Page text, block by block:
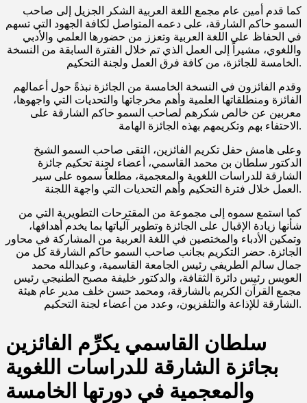
كما قدم أمين عام مجمع اللغة العربية الشكر الجزيل إلى صاحب
السمو حاكم الشارقة، على دعمه المتواصل لكافة الجهود التي تسهم
في الحفاظ على اللغة العربية وتعزز من حضورها العلمي والأدبي
واللغوي، مشيراً إلى العمل الذي تم خلال الفترة السابقة من النسخة
الخامسة للجائزة، من كافة فرق العمل ولجنة التحكيم.
وقدم الفائزون في النسخة الخامسة من الجائزة نبذةً حول أعمالهم
الفائزة ومنطلقاتها العلمية وأهم مخرجاتها والتحديات التي واجهوها،
معربين عن خالص شكرهم لصاحب السمو حاكم الشارقة على
الاحتفاء بهم وتكريمهم بهذه الجائزة الهامة.
وعلى هامش حفل تكريم الفائزين، التقى صاحب السمو الشيخ
الدكتور سلطان بن محمد القاسمي، أعضاء لجنة تحكيم جائزة
الشارقة للدراسات اللغوية والمعجمية، مطلعاً سموه على سير
العمل خلال فترة التحكيم وأهم التحديات التي واجهة اللجنة.
كما استمع سموه إلى مجموعة من المقترحات التطويرية التي من
شأنها زيادة الإقبال على الجائزة وتطوير آلياتها بما يخدم أهدافها،
وتمكين الأدباء والمختصين في اللغة العربية من المشاركة في محاور
الجائزة. حضر التكريم بجانب صاحب السمو حاكم الشارقة كل من
جمال سالم الطريفي رئيس الجامعة القاسمية، وعبدالله محمد
العويس رئيس دائرة الثقافة، والدكتور خليفة مصبح الطنيجي رئيس
مجمع القرآن الكريم بالشارقة، ومحمد حسن خلف مدير عام هيئة
الشارقة للإذاعة والتلفزيون، وعدد من أعضاء لجنة التحكيم.
سلطان القاسمي يكرِّم الفائزين
بجائزة الشارقة للدراسات اللغوية
والمعجمية في دورتها الخامسة